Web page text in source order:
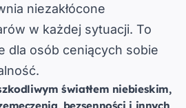
niezakłócone
w każdej sytuacji. To
dla osób ceniących sobie
światłem niebieskim,
bezsenności i innych